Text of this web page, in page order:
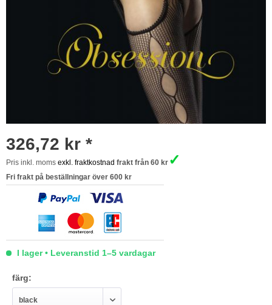
326,72 kr *
Pris inkl. moms exkl. fraktkostnad frakt från 60 kr ✓
Fri frakt på beställningar över 600 kr
I lager • Leveranstid 1–5 vardagar
färg: